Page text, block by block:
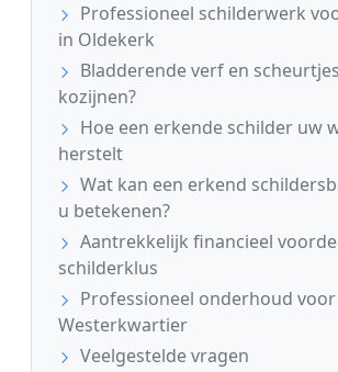
Professioneel schilderwerk
in Oldekerk
Bladderende verf en
kozijnen?
Hoe een erkende schilder uw
herstelt
Wat kan een erkend
u betekenen?
Aantrekkelijk financieel
schilderklus
Professioneel onderhoud
Westerkwartier
Veelgestelde vragen